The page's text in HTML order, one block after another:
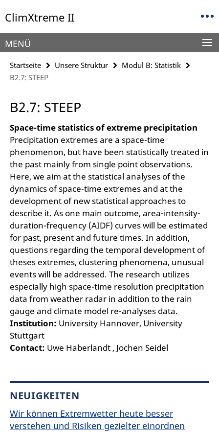
direkt
Inhalt
ClimXtreme II
Service-
Navigation
MENÜ
Startseite Unsere Struktur
Modul B: Statistik
B2.7: STEEP
B2.7: STEEP
Space-time statistics of extreme precipitation
Precipitation extremes are a space-time
phenomenon, but have been statistically treated in
the past mainly from single point observations.
Here, we aim at the statistical analyses of the
dynamics of space-time extremes and at the
development of new statistical approaches to
describe it. As one main outcome, area-intensity-
duration-frequency (AIDF) curves will be estimated
for past, present and future times. In addition,
questions regarding the temporal development of
theses extremes, clustering phenomena, unusual
events will be addressed. The research utilizes
especially high space-time resolution precipitation
data from weather radar in addition to the rain
gauge and climate model re-analyses data.
Institution: University Hannover, University
Stuttgart
Contact: Uwe Haberlandt , Jochen Seidel
NEUIGKEITEN
Wir können Extremwetter heute besser
verstehen und Risiken gezielter einordnen